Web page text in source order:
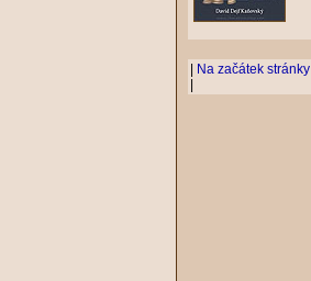
Na začátek stránky